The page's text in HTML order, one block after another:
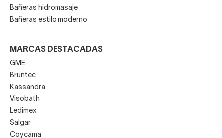
Bañeras hidromasaje
Bañeras estilo moderno
MARCAS DESTACADAS
GME
Bruntec
Kassandra
Visobath
Ledimex
Salgar
Coycama